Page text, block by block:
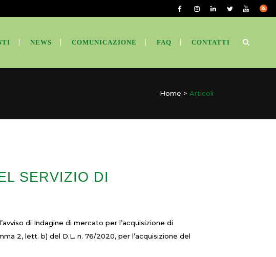
NEWS COMUNICAZIONE FAQ CONTATTI
Home > Articoli
SERVIZIO DI
di Indagine di mercato per l’acquisizione di
2, lett. b) del D.L. n. 76/2020, per l’acquisizione del